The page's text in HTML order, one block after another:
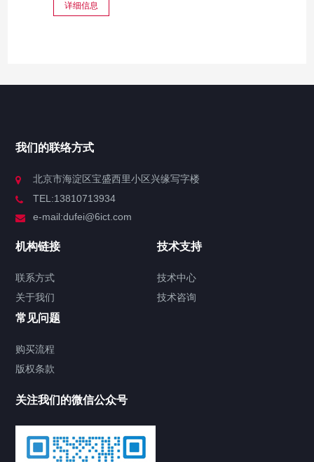
详细信息
我们的联络方式
北京市海淀区宝盛西里小区兴缘写字楼
TEL:13810713934
e-mail:dufei@6ict.com
机构链接
联系方式
关于我们
技术支持
技术中心
技术咨询
常见问题
购买流程
版权条款
关注我们的微信公众号